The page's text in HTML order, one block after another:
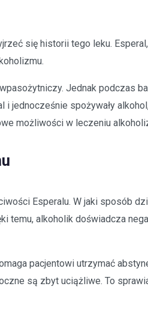
się historii tego leku.
Jednak podczas
jednocześnie spożywały
możliwości w leczeniu
Esperalu. W jaki sposób
temu, alkoholik doświadcza
pacjentowi utrzymać
są zbyt uciążliwe. To